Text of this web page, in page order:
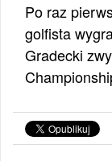
Po raz
golfista
Gradecki